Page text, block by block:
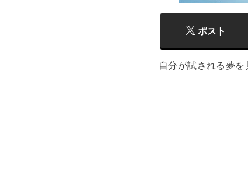
ポスト
自分が試される夢を